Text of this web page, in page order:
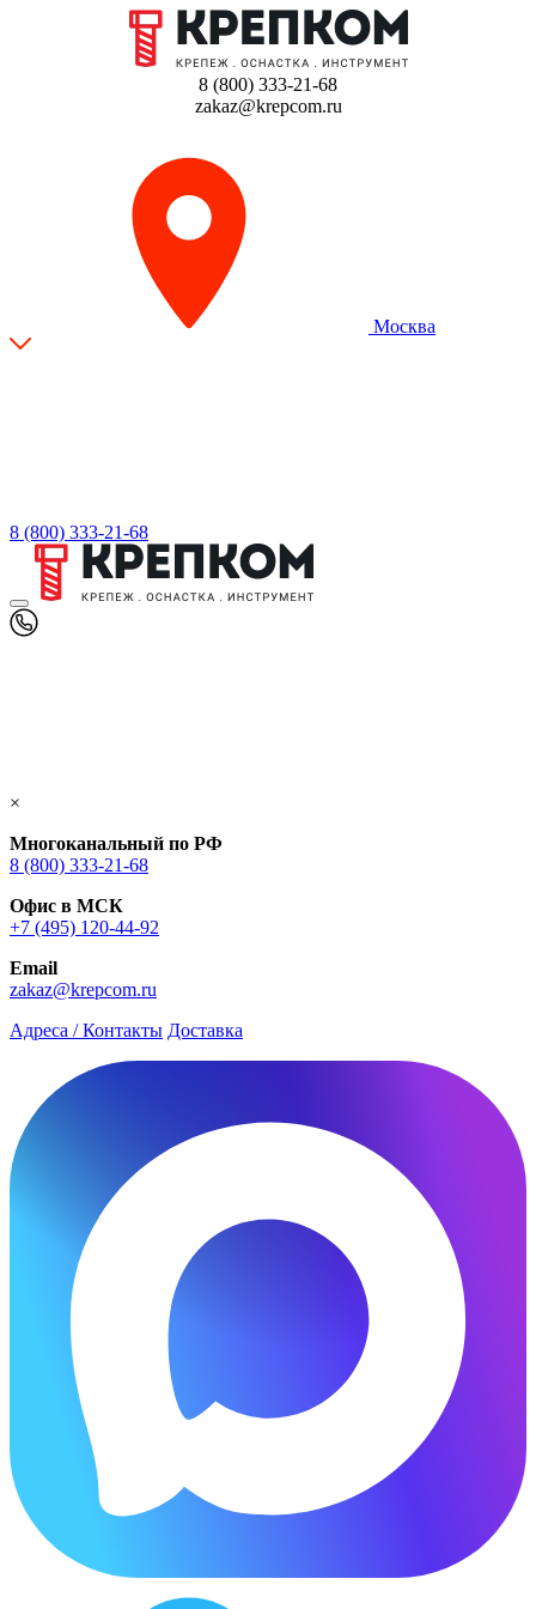
8 (800) 333-21-68
zakaz@krepcom.ru
Москва
8 (800) 333-21-68
×
Многоканальный по РФ
8 (800) 333‑21-68
Офис в МСК
+7 (495) 120-44-92
Email
zakaz@krepcom.ru
Адреса / Контакты Доставка